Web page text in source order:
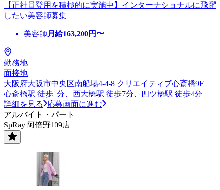
【正社員登用を積極的に実施中】インターナショナルに飛躍
したい美容師募集
美容師 月給163,200円〜
勤務地
面接地
大阪府大阪市中央区南船場4-4-8 クリエイティブ心斎橋9F
心斎橋駅 徒歩1分、西大橋駅 徒歩7分、四ツ橋駅 徒歩4分
詳細を見る
応募画面に進む
アルバイト・パート
SpRay 阿倍野109店